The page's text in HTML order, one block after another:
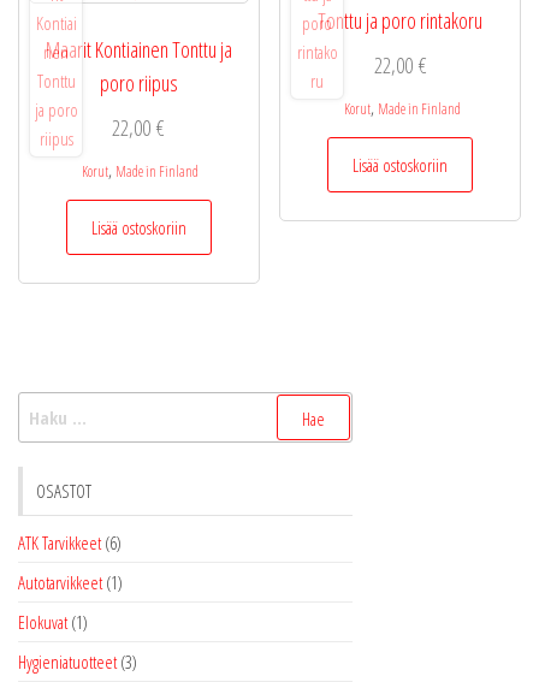
Maarit Kontiainen Tonttu ja
poro riipus
22,00€
Korut, Made in Finland
Lisää ostoskoriin
Tonttu ja poro rintakoru
22,00 €
Korut, Made in Finland
Lisää ostoskoriin
OSASTOT
ATK Tarvikkeet (6)
Autotarvikkeet (1)
Elokuvat (1)
Hygieniatuotteet (3)